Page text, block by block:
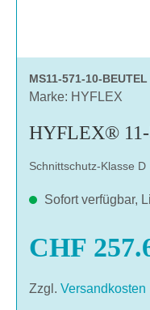
MS11-571-10-BEUTEL
Marke: HYFLEX
HYFLEX®
Schnittschutz-Klasse D
Sofort verfügbar,
CHF
Zzgl. Versandkosten